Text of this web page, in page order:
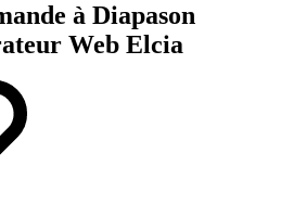
à Diapason
Web Elcia